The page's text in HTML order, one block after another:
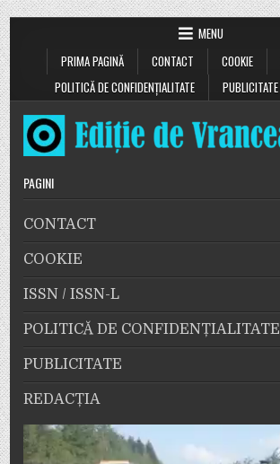
MENU
PRIMA PAGINĂ
CONTACT COOKIE
POLITICĂ DE CONFIDENȚIALITATE
PUBLICITATE
PAGINI
CONTACT
COOKIE
ISSN / ISSN-L
POLITICĂ DE CONFIDENȚIALITATE
PUBLICITATE
REDACȚIA